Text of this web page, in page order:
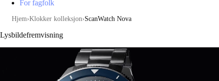
For fagfolk
Hjem Klokker kolleksjon ScanWatch Nova
Lysbildefremvisning